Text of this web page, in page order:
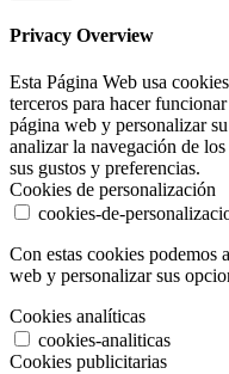
Privacy Overview
Esta Página Web usa
terceros para hacer
página web y personalizar
analizar la navegación de
sus gustos y preferencias.
Cookies de personalización
cookies-de-
Con estas cookies podemos
web y personalizar sus
Cookies analíticas
cookies-analiticas
Cookies publicitarias